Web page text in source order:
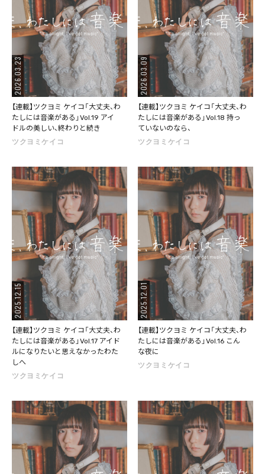
2026.03.23
【連載】ツクヨミ ケイコ「大丈夫、わ
たしには音楽がある」Vol.19 アイ
ドルの美しい、終わりと続き
ツクヨミケイコ
2026.03.09
【連載】ツクヨミ ケイコ「大丈夫、わ
たしには音楽がある」Vol.18 持っ
ていないのなら、
ツクヨミケイコ
2025.12.15
【連載】ツクヨミ ケイコ「大丈夫、わ
たしには音楽がある」Vol.17 アイド
ルになりたいと思えなかったわた
しへ
ツクヨミケイコ
2025.12.01
【連載】ツクヨミ ケイコ「大丈夫、わ
たしには音楽がある」Vol.16 こん
な夜に
ツクヨミケイコ